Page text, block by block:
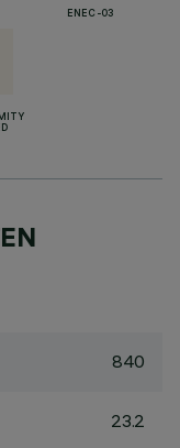
ENEC-03
840
23.2